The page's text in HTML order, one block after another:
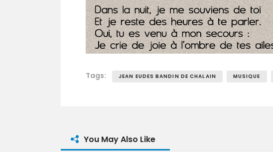
Tags: JEAN EUDES BANDIN DE CHALAIN MUSIQUE
You May Also Like